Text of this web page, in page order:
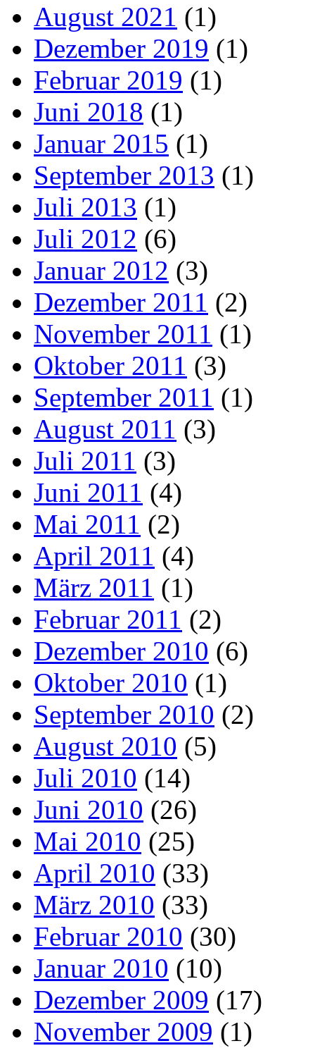
August 2021 (1)
Dezember 2019 (1)
Februar 2019 (1)
Juni 2018 (1)
Januar 2015 (1)
September 2013 (1)
Juli 2013 (1)
Juli 2012 (6)
Januar 2012 (3)
Dezember 2011 (2)
November 2011 (1)
Oktober 2011 (3)
September 2011 (1)
August 2011 (3)
Juli 2011 (3)
Juni 2011 (4)
Mai 2011 (2)
April 2011 (4)
März 2011 (1)
Februar 2011 (2)
Dezember 2010 (6)
Oktober 2010 (1)
September 2010 (2)
August 2010 (5)
Juli 2010 (14)
Juni 2010 (26)
Mai 2010 (25)
April 2010 (33)
März 2010 (33)
Februar 2010 (30)
Januar 2010 (10)
Dezember 2009 (17)
November 2009 (1)